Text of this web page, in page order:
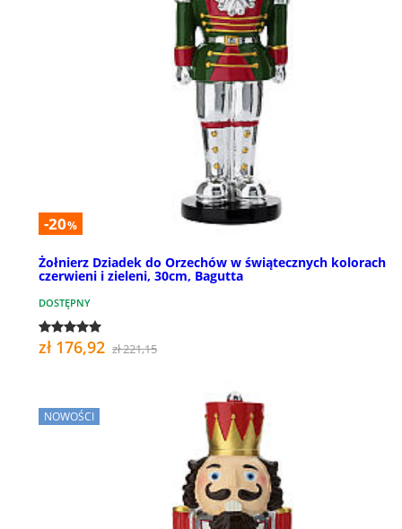
-20%
Żołnierz Dziadek do Orzechów w świątecznych kolorach
czerwieni i zieleni, 30cm, Bagutta
DOSTĘPNY
zł 176,92 zł 221,15
NOWOŚCI